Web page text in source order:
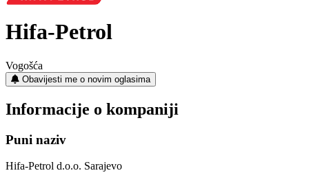
Hifa-Petrol
Vogošća
Obavijesti me o novim oglasima
Informacije o kompaniji
Puni naziv
Hifa-Petrol d.o.o. Sarajevo